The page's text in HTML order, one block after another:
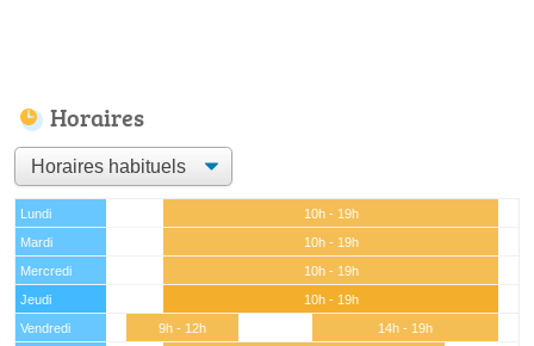
Horaires
Lundi
10h - 19h
Mardi
10h - 19h
Mercredi
10h - 19h
Jeudi
10h - 19h
Vendredi
9h - 12h
14h - 19h